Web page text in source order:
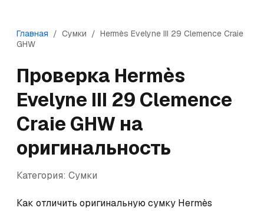
Главная / Сумки / Hermès Evelyne III 29 Clemence Craie
GHW
Проверка Hermès
Evelyne III 29 Clemence
Craie GHW на
оригинальность
Категория: Сумки
Как отличить оригинальную сумку Hermès